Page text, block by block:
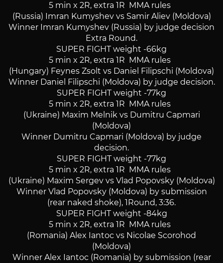
5 min x 2R, extra 1R MMA rules
(Russia) Imran Kumyshev vs Samir Aliev (Moldova)
Winner Imran Kumyshev (Russia) by judge decision
Extra Round.
SUPER FIGHT weight -66kg
5 min x 2R, extra 1R MMA rules
(Hungary) Feynes Zsolt vs Daniel Filipschi (Moldova)
Winner Daniel Filipschi (Moldova) by judge decision.
SUPER FIGHT weight -77kg
5 min x 2R, extra 1R MMA rules
(Ukraine) Maxim Melnik vs Dumitru Capmari
(Moldova)
Winner Dumitru Capmari (Moldova) by judge
decision.
SUPER FIGHT weight -77kg
5 min x 2R, extra 1R MMA rules
(Ukraine) Maxim Sergev vs Vlad Popovsky (Moldova)
Winner Vlad Popovsky (Moldova) by submission
(rear naked shoke), 1Round, 3:36.
SUPER FIGHT weight -84kg
5 min x 2R, extra 1R MMA rules
(Romania) Alex Iantoc vs Nicolae Scorohod
(Moldova)
Winner Alex Iantoc (Romania) by submission (rear